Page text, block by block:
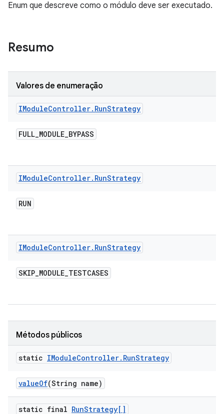
Enum que descreve como o módulo deve ser executado.
Resumo
Valores de enumeração
IModuleController. RunStrategy
FULL_MODULE_BYPASS
IModuleController. RunStrategy
RUN
IModuleController. RunStrategy
SKIP_MODULE_TESTCASES
Métodos públicos
static IModuleController. RunStrategy
valueOf(String name)
static final RunStrategy[]